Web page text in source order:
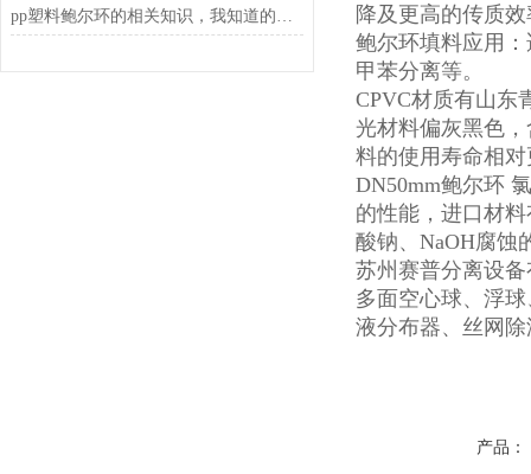
pp塑料鲍尔环的相关知识，我知道的都在这儿了
降及更高的传质
鲍尔环填料应用
甲苯分离等。
CPVC材质有山东
光材料偏灰黑色
料的使用寿命相
DN50mm鲍尔环
的性能，进口材
酸钠、NaOH腐蚀
苏州赛普分离设
多面空心球、浮
液分布器、丝网
产品：